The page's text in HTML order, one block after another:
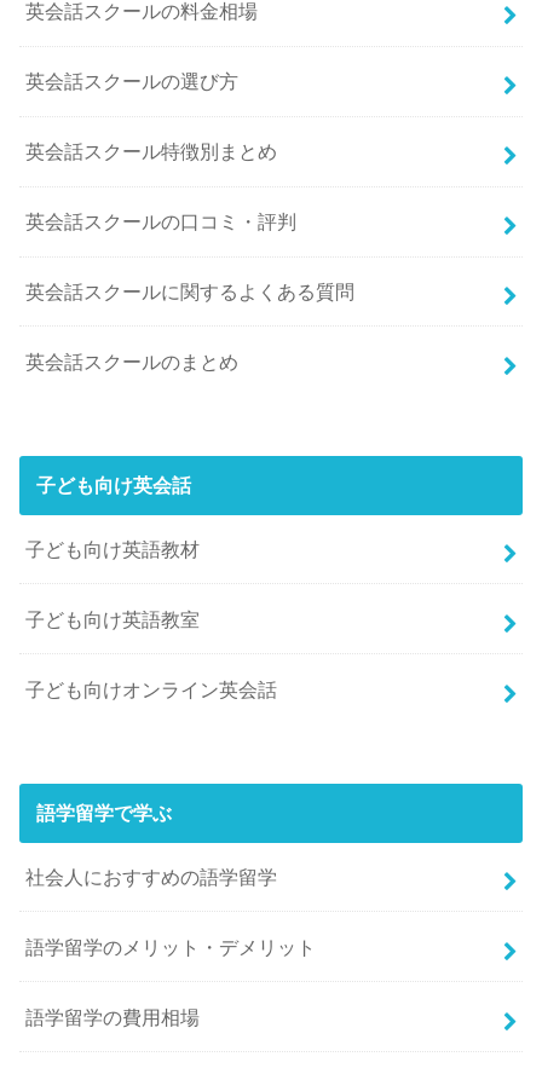
英会話スクールの料金相場
英会話スクールの選び方
英会話スクール特徴別まとめ
英会話スクールの口コミ・評判
英会話スクールに関するよくある質問
英会話スクールのまとめ
子ども向け英会話
子ども向け英語教材
子ども向け英語教室
子ども向けオンライン英会話
語学留学で学ぶ
社会人におすすめの語学留学
語学留学のメリット・デメリット
語学留学の費用相場